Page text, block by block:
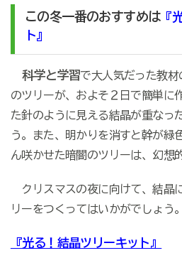
この冬一番のおすすめは『
ト』
科学と学習で大人気だった教
のツリーが、およそ２日で簡単に
た針のように見える結晶が重なっ
う。また、明かりを消すと幹が緑
ん咲かせた暗闇のツリーは、幻想
クリスマスの夜に向けて、結晶
リーをつくってはいかがでしょう。
『光る！結晶ツリーキット』